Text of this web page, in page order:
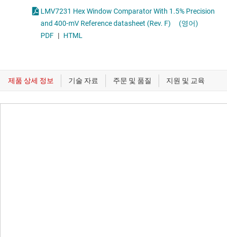
LMV7231 Hex Window Comparator With 1.5% Precision
and 400-mV Reference datasheet (Rev. F)
(영어)
PDF | HTML